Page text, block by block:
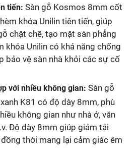
tiến: Sàn gỗ Kosmos 8mm cốt
khóa Unilin tiên tiến, giúp
chặt chẽ, tạo mặt sàn phẳng
khóa Unilin có khả năng chống
bảo vệ sàn nhà khỏi các sự cố
với nhiều không gian: Sàn gỗ
K81 có độ dày 8mm, phù
không gian như nhà ở, văn
Độ dày 8mm giúp giảm tải
thời mang lại cảm giác êm